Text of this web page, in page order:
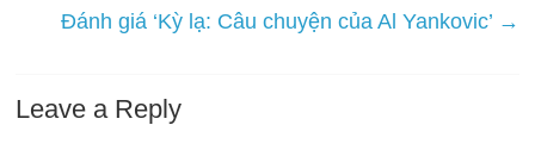
Đánh giá ‘Kỳ lạ: Câu chuyện của Al Yankovic’ →
Leave a Reply